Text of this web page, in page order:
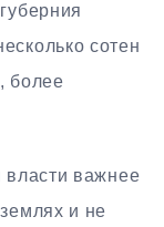
сотен
более
власти важнее
и не